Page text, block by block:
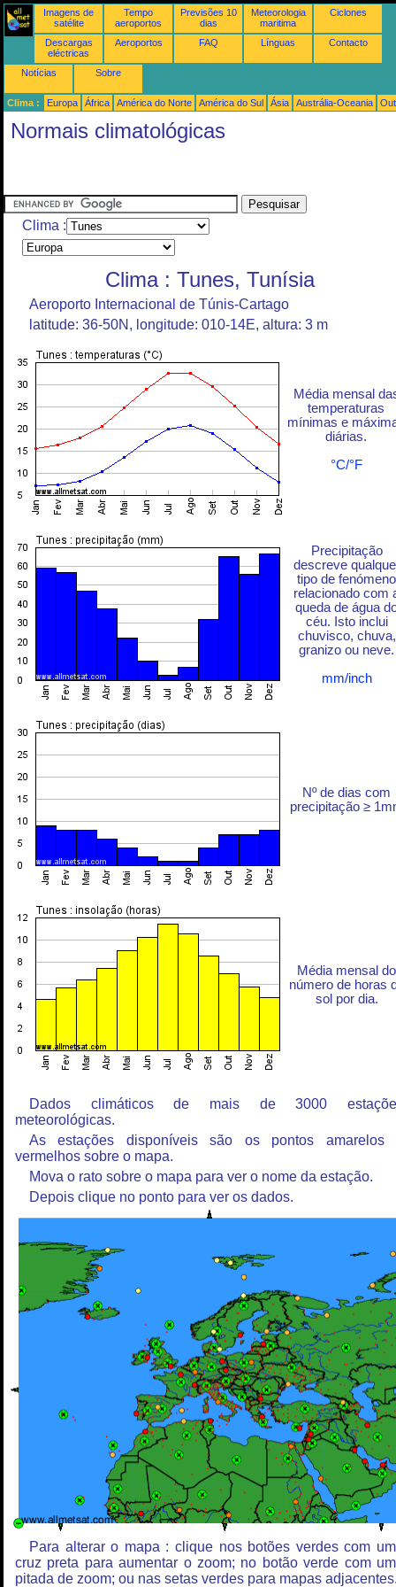
Imagens de
satélite
Tempo
aeroportos
Previsões 10
dias
Meteorologia
maritima
Ciclones
Descargas
eléctricas
Aeroportos FAQ Línguas Contacto
Notícias Sobre
Clima : Europa África América do Norte América do Sul Ásia Austrália-Oceania
Normais climatológicas
Clima :
Clima : Tunes, Tunísia
Aeroporto Internacional de Túnis-Cartago
latitude: 36-50N, longitude: 010-14E, altura: 3 m
Média mensal
temperaturas
mínimas e
diárias.
°C/°F
Precipitação
descreve
tipo de fenómeno
relacionado com
queda de água
céu. Isto inclui
chuvisco, chuva,
granizo ou neve.
mm/inch
Nº de dias com
precipitação ≥
Média mensal do
número de horas
sol por dia.
Dados climáticos de mais de 3000
meteorológicas.
As estações disponíveis são os pontos amarelos
vermelhos sobre o mapa.
Mova o rato sobre o mapa para ver o nome da estação.
Depois clique no ponto para ver os dados.
Para alterar o mapa : clique nos botões verdes com
cruz preta para aumentar o zoom; no botão verde com
pitada de zoom; ou nas setas verdes para mapas